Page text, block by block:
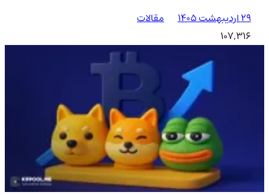
۲۹ اردیبهشت ۱۴۰۵
مقالات
107,316